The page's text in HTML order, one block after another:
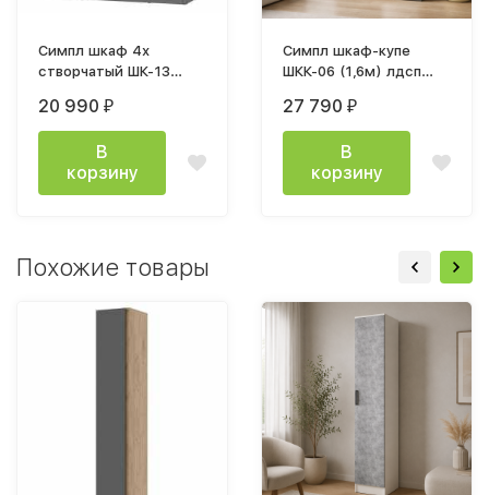
Симпл шкаф 4х
створчатый ШК-13
лдсп графит
20 990 ₽
В
корзину
Симпл шкаф-купе
ШКК-06 (1,6м) лдсп
27 790 ₽
В
корзину
Похожие товары